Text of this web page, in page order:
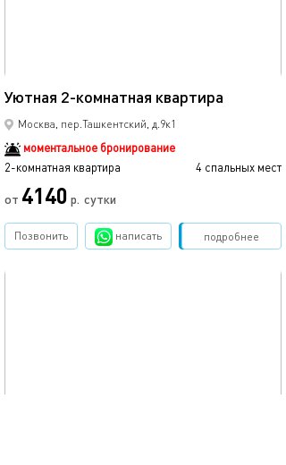
Уютная 2-комнатная квартира
Москва, пер.Ташкентский, д.9к1
моментальное бронирование
2-комнатная квартира
4 спальных мест
от 4140 р. сутки
подробнее
Позвонить написать Забронировать